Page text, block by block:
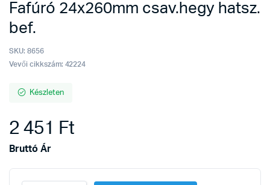
Fafúró 24x260mm csav.hegy hatsz.
bef.
SKU: 8656
Vevői cikkszám: 42224
Készleten
2 451 Ft
Bruttó Ár